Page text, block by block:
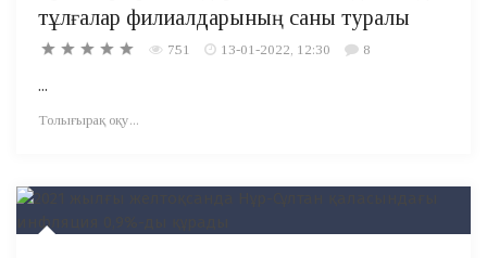
тұлғалар филиалдарының саны туралы
751 13-01-2022, 12:30 8
...
Толығырақ оқу...